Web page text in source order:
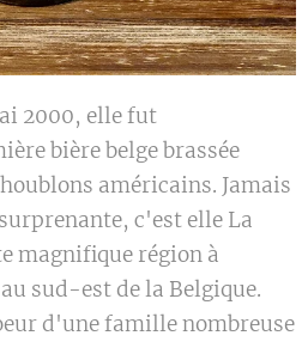
2000, elle fut
bière belge brassée
américains. Jamais
c'est elle La
magnifique région à
sud-est de la Belgique.
d'une famille nombreuse